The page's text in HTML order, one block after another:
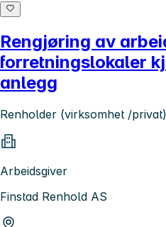
Rengjøring av
forretningslokaler
anlegg
Renholder (virksomhet /privat)
Arbeidsgiver
Finstad Renhold AS